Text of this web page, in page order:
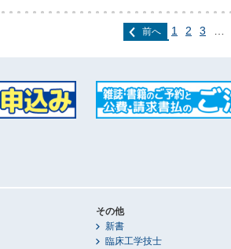
前へ 1 2 3
その他
新書
臨床工学技士